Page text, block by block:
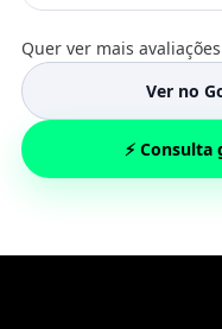
Quer ver mais
Ver no
⚡